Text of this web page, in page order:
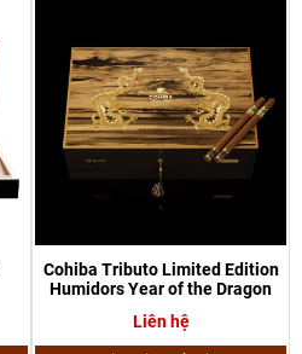
Cohiba Tributo Limited Edition
Humidors Year of the Dragon
Liên hệ